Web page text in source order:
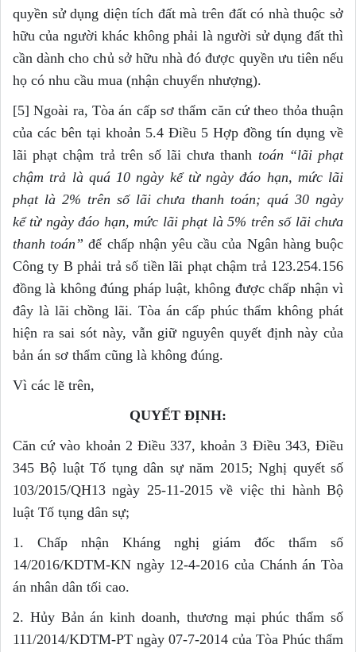
quyền sử dụng diện tích đất mà trên đất có nhà thuộc sở
hữu của người khác không phải là người sử dụng đất thì
cần dành cho chủ sở hữu nhà đó được quyền ưu tiên nếu
họ có nhu cầu mua (nhận chuyển nhượng).
[5] Ngoài ra, Tòa án cấp sơ thẩm căn cứ theo thỏa thuận
của các bên tại khoản 5.4 Điều 5 Hợp đồng tín dụng về
lãi phạt chậm trả trên số lãi chưa thanh toán “lãi phạt
chậm trả là quá 10 ngày kể từ ngày đáo hạn, mức lãi
phạt là 2% trên sốlãi chưa thanh toán; quá 30 ngày
kểtừ ngày đáo hạn, mức lãi phạt là 5% trên sốlãi chưa
thanh toán” để chấp nhận yêu cầu của Ngân hàng buộc
Công ty B phải trả số tiền lãi phạt chậm trả 123.254.156
đồng là không đúng pháp luật, không được chấp nhận vì
đây là lãi chồng lãi. Tòa án cấp phúc thẩm không phát
hiện ra sai sót này, vẫn giữ nguyên quyết định này của
bản án sơ thẩm cũng là không đúng.
Vì các lẽ trên,
QUYẾT ĐỊNH:
Căn cứ vào khoản 2 Điều 337, khoản 3 Điều 343, Điều
345 Bộ luật Tố tụng dân sự năm 2015; Nghị quyết số
103/2015/QH13 ngày 25-11-2015 về việc thi hành Bộ
luật Tố tụng dân sự;
1. Chấp nhận Kháng nghị giám đốc thẩm số
14/2016/KDTM-KN ngày 12-4-2016 của Chánh án Tòa
án nhân dân tối cao.
2. Hủy Bản án kinh doanh, thương mại phúc thẩm số
111/2014/KDTM-PT ngày 07-7-2014 của Tòa Phúc thẩm